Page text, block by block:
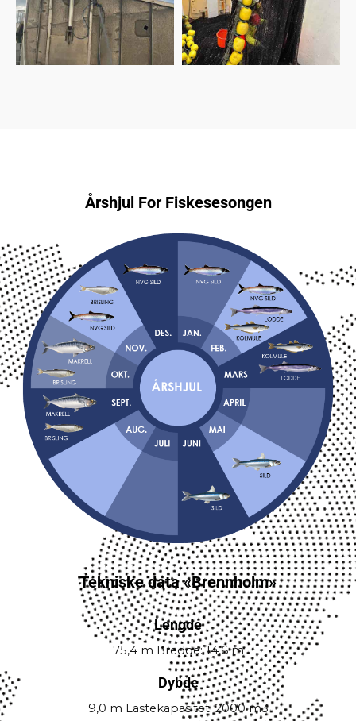
Årshjul For Fiskesesongen
Tekniske data «Brennholm»
Lengde
75,4 m Bredde: 14,6 m
Dybde
9,0 m Lastekapasitet: 2000 m3